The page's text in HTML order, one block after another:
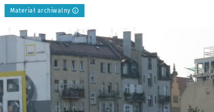
Materiał archiwalny